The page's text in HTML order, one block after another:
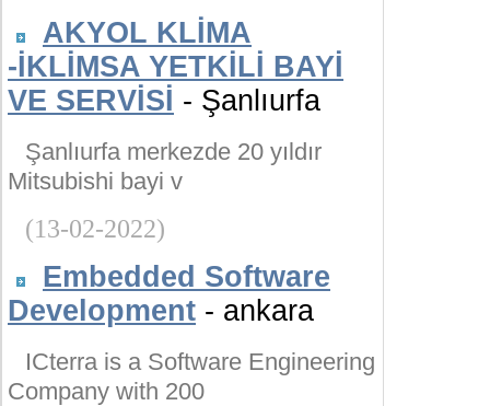
AKYOL KLİMA
-İKLİMSA YETKİLİ BAYİ
VE SERVİSİ - Şanlıurfa
Şanlıurfa merkezde 20 yıldır
Mitsubishi bayi v
(13-02-2022)
Embedded Software
Development - ankara
ICterra is a Software Engineering
Company with 200